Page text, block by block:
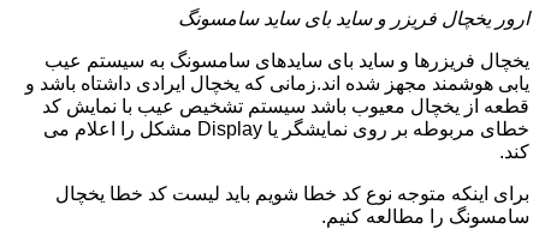
ارور یخچال فریزر و ساید بای ساید سامسونگ
یخچال فریزرها و ساید بای سایدهای سامسونگ به سیستم عیب
یابی هوشمند مجهز شده اند.زمانی که یخچال ایرادی داشتاه باشد و
قطعه از یخچال معیوب باشد سیستم تشخیص عیب با نمایش کد
خطای مربوطه بر روی نمایشگر یا Display مشکل را اعلام می
کند.
برای اینکه متوجه نوع کد خطا شویم باید لیست کد خطا یخچال
سامسونگ را مطالعه کنیم.